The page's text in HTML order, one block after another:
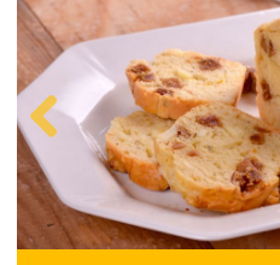
Previous